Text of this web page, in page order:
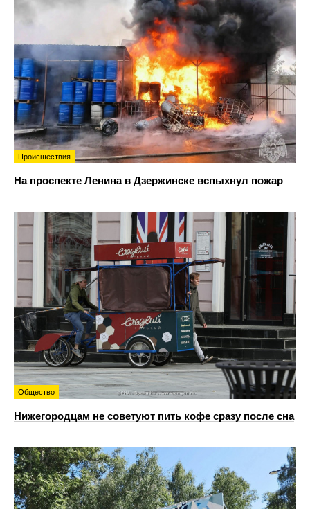
Происшествия
На проспекте Ленина в Дзержинске вспыхнул пожар
Общество
Нижегородцам не советуют пить кофе сразу после сна